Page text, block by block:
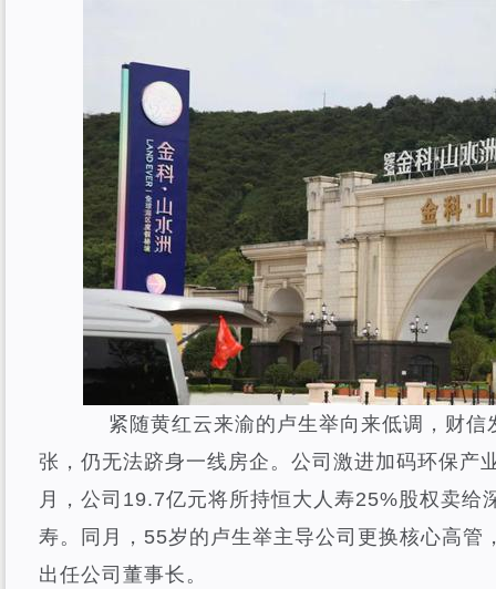
紧随黄红云来渝的卢生举向来低调，财信
张，仍无法跻身一线房企。公司激进加码环保产
月，公司19.7亿元将所持恒大人寿25%股权卖给
寿。同月，55岁的卢生举主导公司更换核心高管
出任公司董事长。